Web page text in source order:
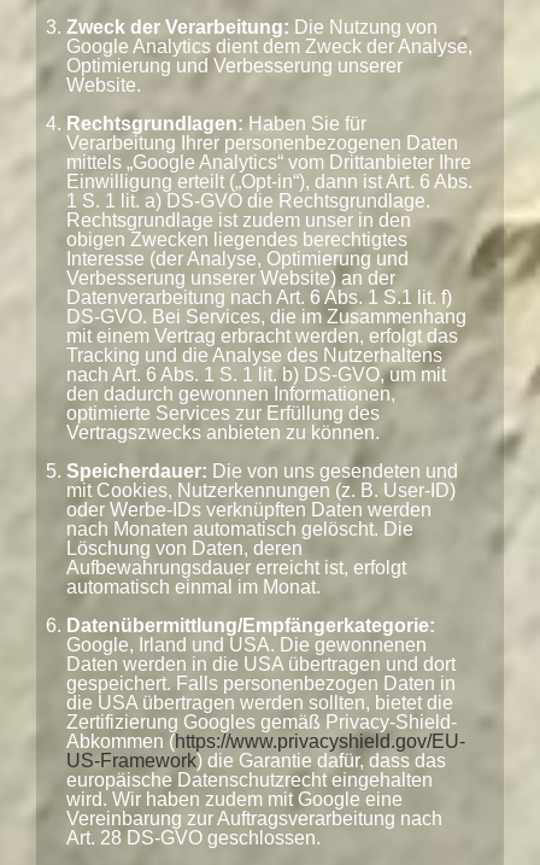
Zweck der Verarbeitung: Die Nutzung von
Google Analytics dient dem Zweck der Analyse,
Optimierung und Verbesserung unserer
Website.
Rechtsgrundlagen: Haben Sie für
Verarbeitung Ihrer personenbezogenen Daten
mittels „Google Analytics“ vom Drittanbieter Ihre
Einwilligung erteilt („Opt-in“), dann ist Art. 6 Abs.
1 S. 1 lit. a) DS-GVO die Rechtsgrundlage.
Rechtsgrundlage ist zudem unser in den
obigen Zwecken liegendes berechtigtes
Interesse (der Analyse, Optimierung und
Verbesserung unserer Website) an der
Datenverarbeitung nach Art. 6 Abs. 1 S.1 lit. f)
DS-GVO. Bei Services, die im Zusammenhang
mit einem Vertrag erbracht werden, erfolgt das
Tracking und die Analyse des Nutzerhaltens
nach Art. 6 Abs. 1 S. 1 lit. b) DS-GVO, um mit
den dadurch gewonnen Informationen,
optimierte Services zur Erfüllung des
Vertragszwecks anbieten zu können.
Speicherdauer: Die von uns gesendeten und
mit Cookies, Nutzerkennungen (z. B. User-ID)
oder Werbe-IDs verknüpften Daten werden
nach Monaten automatisch gelöscht. Die
Löschung von Daten, deren
Aufbewahrungsdauer erreicht ist, erfolgt
automatisch einmal im Monat.
Datenübermittlung/Empfängerkategorie:
Google, Irland und USA. Die gewonnenen
Daten werden in die USA übertragen und dort
gespeichert. Falls personenbezogen Daten in
die USA übertragen werden sollten, bietet die
Zertifizierung Googles gemäß Privacy-Shield-
Abkommen (https://www.privacyshield.gov/EU-
US-Framework) die Garantie dafür, dass das
europäische Datenschutzrecht eingehalten
wird. Wir haben zudem mit Google eine
Vereinbarung zur Auftragsverarbeitung nach
Art. 28 DS-GVO geschlossen.